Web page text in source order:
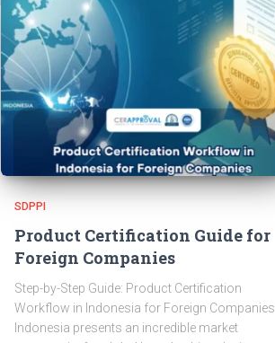
SDPPI
Product Certification Guide for
Foreign Companies
Step-by-Step Guide: Product Certification
Workflow in Indonesia for Foreign Companies
Indonesia presents an incredible market